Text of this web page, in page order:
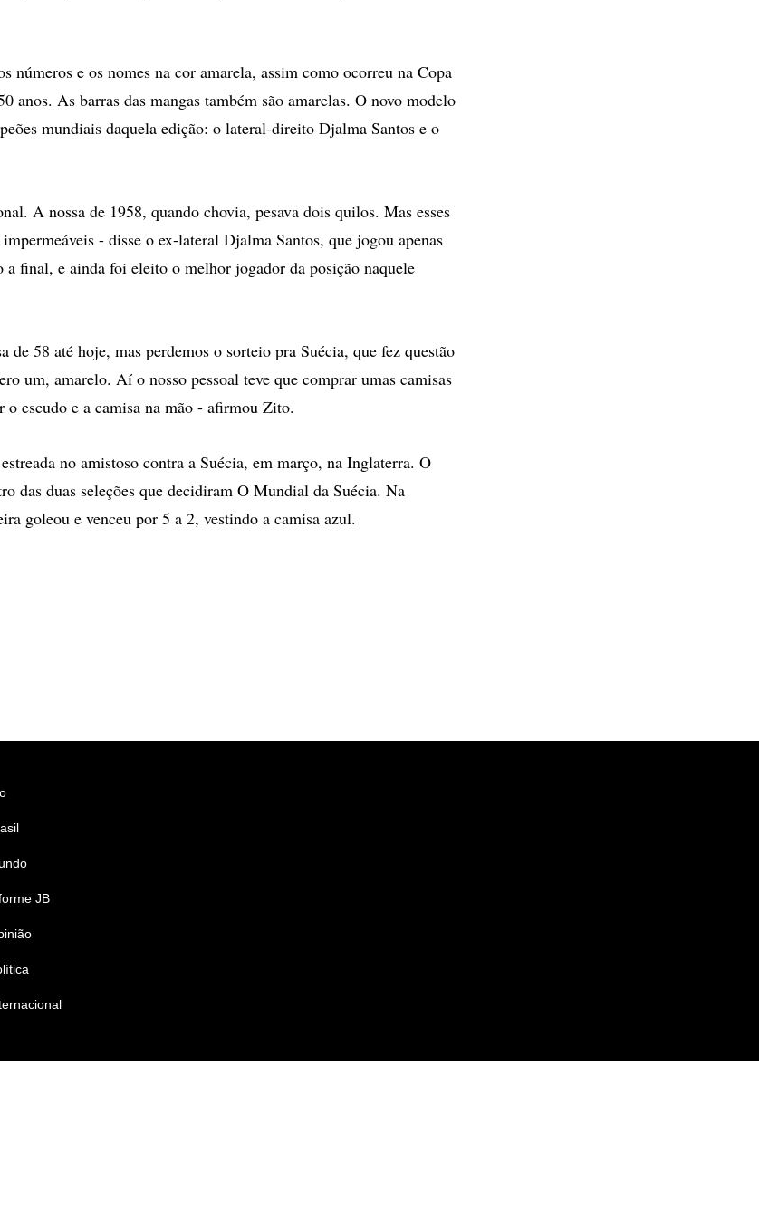
números e os nomes na cor amarela, assim como ocorreu na Copa
anos. As barras das mangas também são amarelas. O novo modelo
mundiais daquela edição: o lateral-direito Djalma Santos e o
A nossa de 1958, quando chovia, pesava dois quilos. Mas esses
- disse o ex-lateral Djalma Santos, que jogou apenas
a final, e ainda foi eleito o melhor jogador da posição naquele
de 58 até hoje, mas perdemos o sorteio pra Suécia, que fez questão
um, amarelo. Aí o nosso pessoal teve que comprar umas camisas
o escudo e a camisa na mão - afirmou Zito.
no amistoso contra a Suécia, em março, na Inglaterra. O
das duas seleções que decidiram O Mundial da Suécia. Na
goleou e venceu por 5 a 2, vestindo a camisa azul.
JB